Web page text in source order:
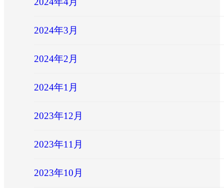
2024年3月
2024年2月
2024年1月
2023年12月
2023年11月
2023年10月